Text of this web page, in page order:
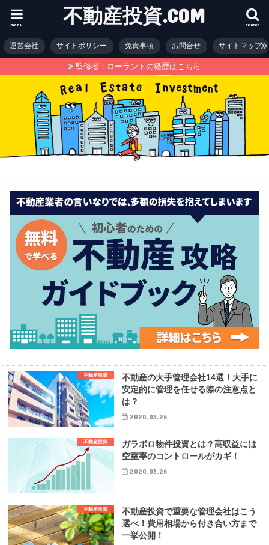
不動産投資.COM search
menu
運営会社 サイトポリシー 免責事項 お問合せ サイトマップ
監修者：ローランドの経歴はこちら
不動産投資
不動産の大手管理会社14選！大手に
安定的に管理を任せる際の注意点と
は？
2020.03.26
不動産投資
ガラボロ物件投資とは？高収益には
空室率のコントロールがカギ！
2020.03.26
不動産投資
不動産投資で重要な管理会社はこう
選べ！費用相場から付き合い方まで
一挙公開！